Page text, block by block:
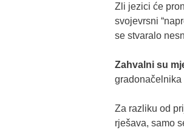
Zli jezici će
svojevrsni
se stvaralo
Zahvalni su
gradonačelnika
Za razliku od
rješava, samo